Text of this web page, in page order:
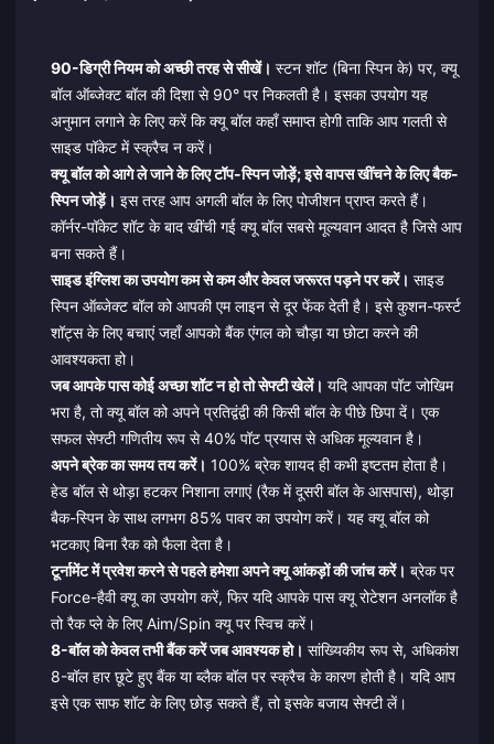
90-डिग्री नियम को अच्छी तरह से सीखें। स्टन शॉट (बिना स्पिन के) पर, क्यू
बॉल ऑब्जेक्ट बॉल की दिशा से 90° पर निकलती है। इसका उपयोग यह
अनुमान लगाने के लिए करें कि क्यू बॉल कहाँ समाप्त होगी ताकि आप गलती से
साइड पॉकेट में स्क्रैच न करें।
क्यू बॉल को आगे ले जाने के लिए टॉप-स्पिन जोड़ें; इसे वापस खींचने के लिए बैक-
स्पिन जोड़ें। इस तरह आप अगली बॉल के लिए पोजीशन प्राप्त करते हैं।
कॉर्नर-पॉकेट शॉट के बाद खींची गई क्यू बॉल सबसे मूल्यवान आदत है जिसे आप
बना सकते हैं।
साइड इंग्लिश का उपयोग कम से कम और केवल जरूरत पड़ने पर करें। साइड
स्पिन ऑब्जेक्ट बॉल को आपकी एम लाइन से दूर फेंक देती है। इसे कुशन-फर्स्ट
शॉट्स के लिए बचाएं जहाँ आपको बैंक एंगल को चौड़ा या छोटा करने की
आवश्यकता हो।
जब आपके पास कोई अच्छा शॉट न हो तो सेफ्टी खेलें। यदि आपका पॉट जोखिम
भरा है, तो क्यू बॉल को अपने प्रतिद्वंद्वी की किसी बॉल के पीछे छिपा दें। एक
सफल सेफ्टी गणितीय रूप से 40% पॉट प्रयास से अधिक मूल्यवान है।
अपने ब्रेक का समय तय करें। 100% ब्रेक शायद ही कभी इष्टतम होता है।
हेड बॉल से थोड़ा हटकर निशाना लगाएं (रैक में दूसरी बॉल के आसपास), थोड़ा
बैक-स्पिन के साथ लगभग 85% पावर का उपयोग करें। यह क्यू बॉल को
भटकाए बिना रैक को फैला देता है।
टूर्नामेंट में प्रवेश करने से पहले हमेशा अपने क्यू आंकड़ों की जांच करें। ब्रेक पर
Force-हैवी क्यू का उपयोग करें, फिर यदि आपके पास क्यू रोटेशन अनलॉक है
तो रैक प्ले के लिए Aim/Spin क्यू पर स्विच करें।
8-बॉल को केवल तभी बैंक करें जब आवश्यक हो। सांख्यिकीय रूप से, अधिकांश
8-बॉल हार छूटे हुए बैंक या ब्लैक बॉल पर स्क्रैच के कारण होती है। यदि आप
इसे एक साफ शॉट के लिए छोड़ सकते हैं, तो इसके बजाय सेफ्टी लें।